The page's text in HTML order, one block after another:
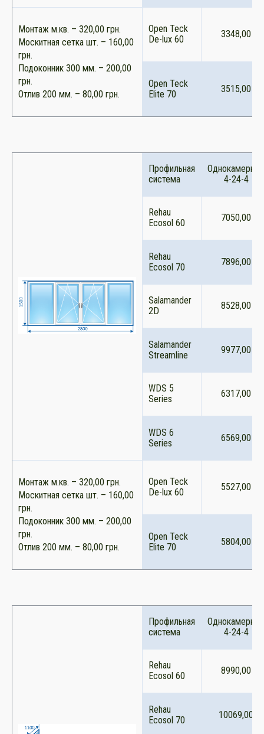
Монтаж м.кв. – 320,00 грн.
Москитная сетка шт. – 160,00
грн.
Подоконник 300 мм. – 200,00
грн.
Отлив 200 мм. – 80,00 грн.
Open Teck
De-lux 60
3348,00
Open Teck
Elite 70
3515,00
Профильная
система
Однокамерный
4-24-4
Rehau
Ecosol 60
7050,00
Rehau
Ecosol 70
7896,00
Salamander
2D
8528,00
Salamander
Streamline
9977,00
WDS 5
Series
6317,00
WDS 6
Series
6569,00
Монтаж м.кв. – 320,00 грн.
Москитная сетка шт. – 160,00
грн.
Подоконник 300 мм. – 200,00
грн.
Отлив 200 мм. – 80,00 грн.
Open Teck
De-lux 60
5527,00
Open Teck
Elite 70
5804,00
Профильная
система
Однокамерный
4-24-4
Rehau
Ecosol 60
8990,00
Rehau
Ecosol 70
10069,00